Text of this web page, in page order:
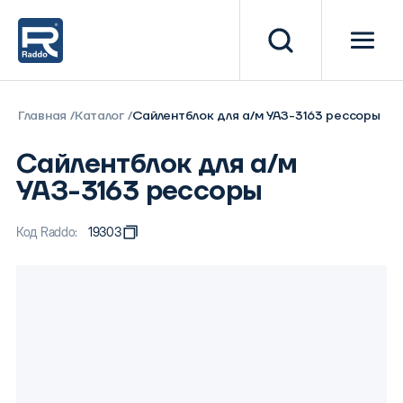
Главная Каталог Сайлентблок для а/м УАЗ-3163 рессоры
Сайлентблок для а/м
УАЗ-3163 рессоры
Код Raddo: 19303